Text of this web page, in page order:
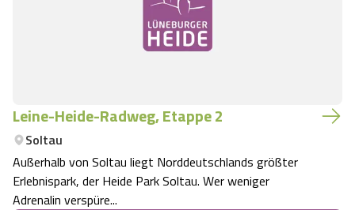
Leine-Heide-Radweg, Etappe 2
Soltau
Außerhalb von Soltau liegt Norddeutschlands größter
Erlebnispark, der Heide Park Soltau. Wer weniger
Adrenalin verspüre...